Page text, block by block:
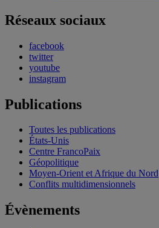
Réseaux sociaux
facebook
twitter
youtube
instagram
Publications
Toutes les publications
États-Unis
Centre FrancoPaix
Géopolitique
Moyen-Orient et Afrique du Nord
Conflits multidimensionnels
Évènements